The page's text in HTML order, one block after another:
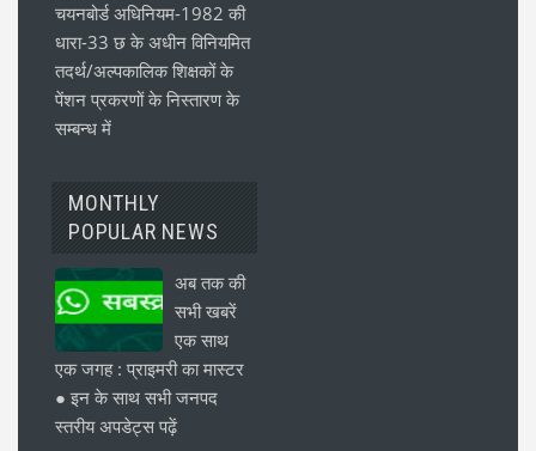
चयनबोर्ड अधिनियम-1982 की
धारा-33 छ के अधीन विनियमित
तदर्थ/अल्पकालिक शिक्षकों के
पेंशन प्रकरणों के निस्तारण के
सम्बन्ध में
MONTHLY
POPULAR NEWS
अब तक की
सभी खबरें
एक साथ
एक जगह : प्राइमरी का मास्टर
● इन के साथ सभी जनपद
स्तरीय अपडेट्स पढ़ें